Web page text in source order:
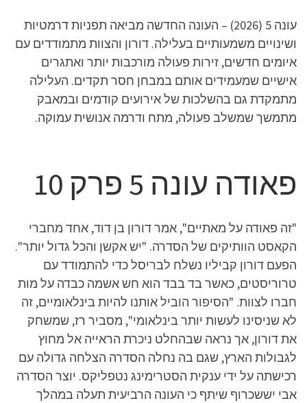
עונה 5 (2026) – העונה החדשה מביאה תפניות דרמטיות
ושינויים משמעותיים בעלילה. דורון והצוות מתמודדים עם
איומים חדשים, זירות פעולה מורכבות יותר ואתגרים
אישיים שמעמידים אותם במבחן חסר תקדים. העלילה
מתמקדת גם בהשלכות של אירועים קודמים ובמאבק
מתמשך שמשלב פעולה, מתח ודרמה אנושית עמוקה.
פאודה עונה 5 פרק 10
"זה פאודה על מאתיים", אמר דורון בן דוד, אחד מחברי
הקאסט הוותיקים של הסדרה. "יש אקשן והכל גדול יותר".
הפעם דורון קביליו נשלח לבריסל כדי להתמודד עם
טרוריסטים, כאשר בד בבד הוא חש אשמה כבדה על מות
חברו לצוות. "הסיפור הוביל אותנו להיות בינלאומיים, זה
לא שניסינו לעשות יותר בינלאומי", מסביר רז, שמשחק
את דורון, אך נראה שבהחלט ניכרת הראייה אל מחוץ
לגבולות הארץ, שגם בה נחלה הסדרה הצלחה גדולה עם
רכישתה על ידי ענקית הסטרימינג נטפליקס. יוצר הסדרה
אבי יששכרוף שיתף כי העונה הרביעית תעלה במהלך